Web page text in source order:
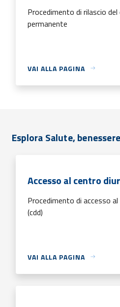
Procedimento di rilascio
permanente
VAI ALLA PAGINA
Esplora Salute,
Accesso al centro
Procedimento di accesso
(cdd)
VAI ALLA PAGINA